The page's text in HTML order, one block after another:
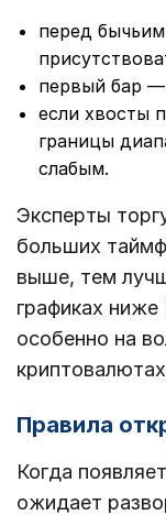
перед
первый бар
если хвосты
границы
слабым.
Эксперты
больших
выше, тем
графиках
особенно на
Правила
Когда
ожидает